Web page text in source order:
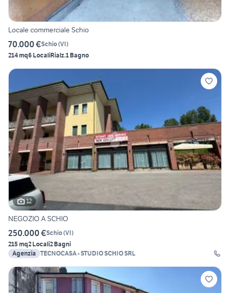
Locale commerciale Schio
70.000 €Schio(VI)
214 mq6 LocaliRialz.1 Bagno
12
NEGOZIO A SCHIO
250.000 €Schio(VI)
215 mq2 Locali2 Bagni
Agenzia TECNOCASA - STUDIO SCHIO SRL